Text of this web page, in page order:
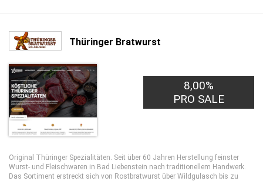
Thüringer Bratwurst
8,00%
PRO SALE
Original Thüringer Spezialitäten. Seit über 60 Jahren Herstellung feinster
Wurst- und Fleischwaren in Bad Liebenstein nach traditionellem Handwerk.
Das Sortiment erstreckt sich von Rostbratwurst über Wildgulasch bis zu